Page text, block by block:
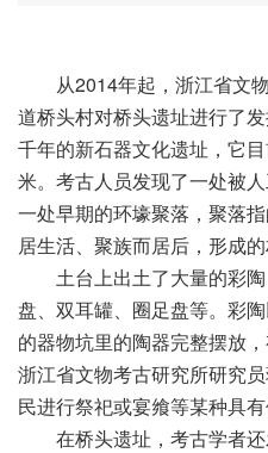
从2014年起，浙江省文物
道桥头村对桥头遗址进行了
千年的新石器文化遗址，它
米。考古人员发现了一处被
一处早期的环壕聚落，聚落
居生活、聚族而居后，形成
土台上出土了大量的彩陶
盘、双耳罐、圈足盘等。彩
的器物坑里的陶器完整摆放
浙江省文物考古研究所研究
民进行祭祀或宴飨等某种具有
在桥头遗址，考古学者还